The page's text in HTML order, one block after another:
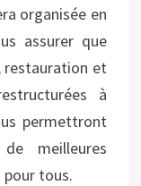
organisée en
assurer que
restauration et
à
permettront
meilleures
tous.